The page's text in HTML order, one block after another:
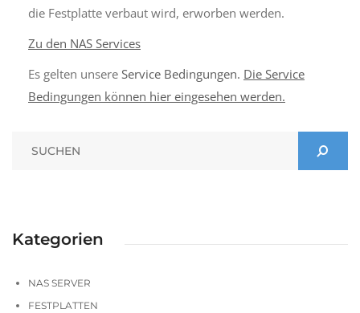
die Festplatte verbaut wird, erworben werden.
Zu den NAS Services
Es gelten unsere Service Bedingungen. Die Service
Bedingungen können hier eingesehen werden.
Kategorien
NAS SERVER
FESTPLATTEN